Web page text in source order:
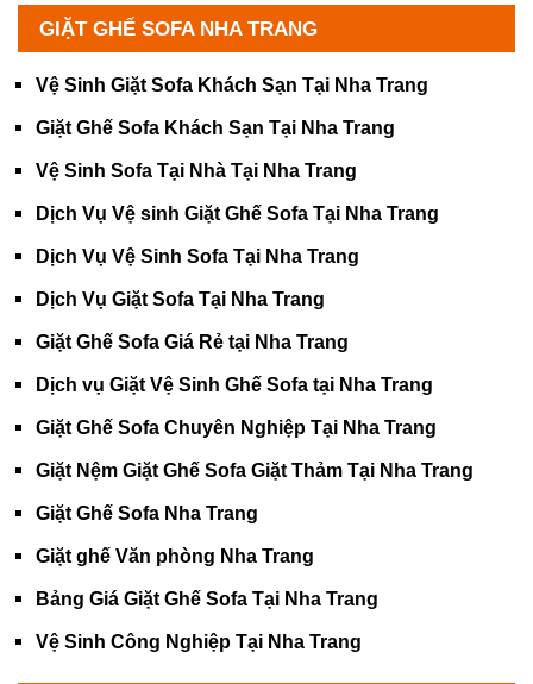
GIẶT GHẾ SOFA NHA TRANG
Vệ Sinh Giặt Sofa Khách Sạn Tại Nha Trang
Giặt Ghế Sofa Khách Sạn Tại Nha Trang
Vệ Sinh Sofa Tại Nhà Tại Nha Trang
Dịch Vụ Vệ sinh Giặt Ghế Sofa Tại Nha Trang
Dịch Vụ Vệ Sinh Sofa Tại Nha Trang
Dịch Vụ Giặt Sofa Tại Nha Trang
Giặt Ghế Sofa Giá Rẻ tại Nha Trang
Dịch vụ Giặt Vệ Sinh Ghế Sofa tại Nha Trang
Giặt Ghế Sofa Chuyên Nghiệp Tại Nha Trang
Giặt Nệm Giặt Ghế Sofa Giặt Thảm Tại Nha Trang
Giặt Ghế Sofa Nha Trang
Giặt ghế Văn phòng Nha Trang
Bảng Giá Giặt Ghế Sofa Tại Nha Trang
Vệ Sinh Công Nghiệp Tại Nha Trang